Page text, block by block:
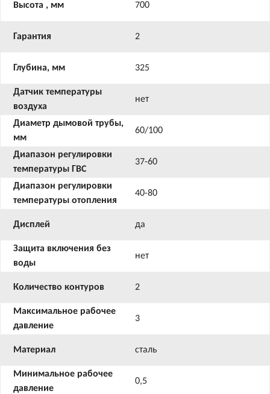
Высота , мм 700
Гарантия 2
Глубина, мм 325
Датчик температуры
воздуха
нет
Диаметр дымовой трубы,
мм
60/100
Диапазон регулировки
температуры ГВС
37-60
Диапазон регулировки
температуры отопления
40-80
Дисплей да
Защита включения без
воды
нет
Количество контуров 2
Максимальное рабочее
давление
3
Материал сталь
Минимальное рабочее
давление
0,5